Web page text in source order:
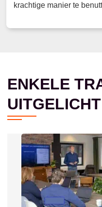
krachtige manier te
ENKELE
UITGELICHT